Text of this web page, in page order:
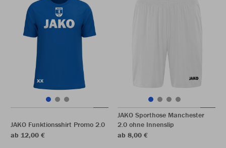
JAKO Funktionsshirt Promo 2.0
ab 12,00 €
JAKO Sporthose Manchester
2.0 ohne Innenslip
ab 8,00 €